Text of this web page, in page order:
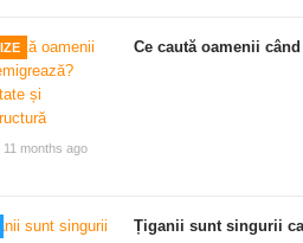
months ago
Ce caută oamenii
Țiganii sunt singurii